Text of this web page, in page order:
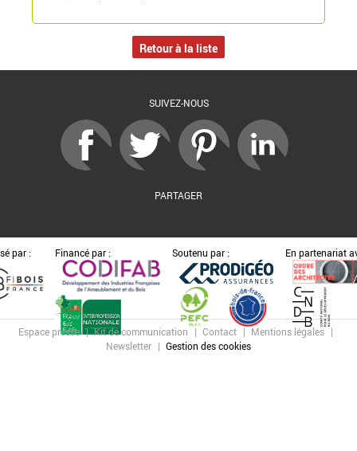
Retour à la liste
SUIVEZ-NOUS
PARTAGER
par : Financé par : Soutenu par : En partenariat
Espace presse Kit de communication Contact
Mentions légales
Newsletter
Gestion des cookies